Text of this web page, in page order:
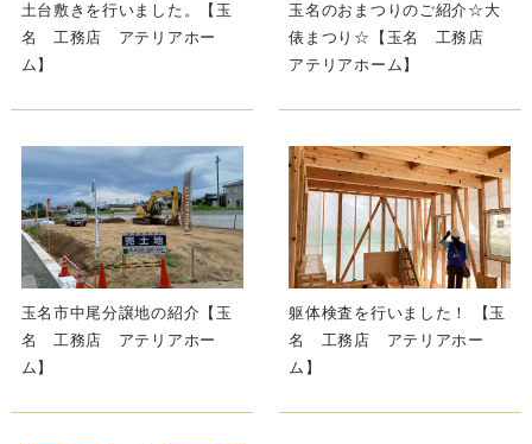
土台敷きを行いました。【玉
名 工務店 アテリアホー
ム】
玉名のおまつりのご紹介☆大
俵まつり☆【玉名 工務店
アテリアホーム】
玉名市中尾分譲地の紹介【玉
名 工務店 アテリアホー
ム】
躯体検査を行いました！ 【玉
名 工務店 アテリアホー
ム】